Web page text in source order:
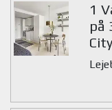
1
på
City